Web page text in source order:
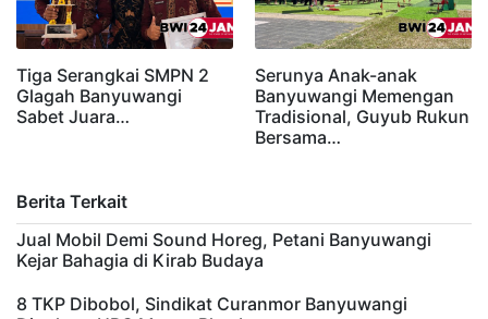
Tiga Serangkai SMPN 2
Glagah Banyuwangi
Sabet Juara…
Serunya Anak-anak
Banyuwangi Memengan
Tradisional, Guyub Rukun
Bersama…
Berita Terkait
Jual Mobil Demi Sound Horeg, Petani Banyuwangi
Kejar Bahagia di Kirab Budaya
8 TKP Dibobol, Sindikat Curanmor Banyuwangi